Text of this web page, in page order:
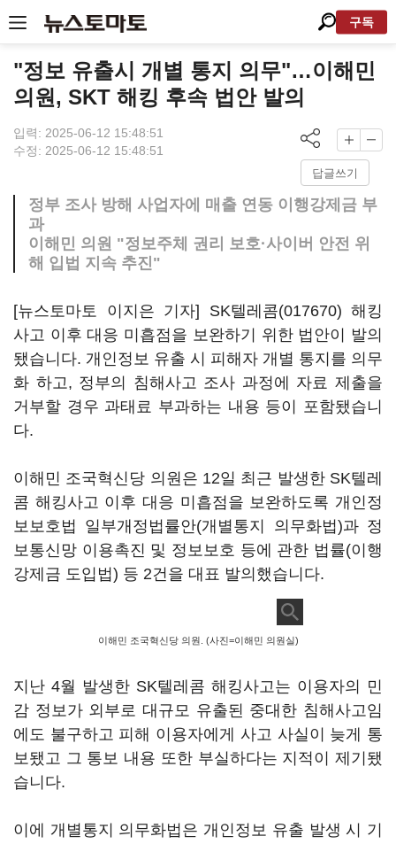
구독
"정보 유출시 개별 통지 의무"…이해민
의원, SKT 해킹 후속 법안 발의
입력: 2025-06-12 15:48:51
수정: 2025-06-12 15:48:51
답글쓰기
정부 조사 방해 사업자에 매출 연동 이행강제금 부
과
이해민 의원 "정보주체 권리 보호·사이버 안전 위
해 입법 지속 추진"
[뉴스토마토 이지은 기자] SK텔레콤(017670) 해킹
사고 이후 대응 미흡점을 보완하기 위한 법안이 발의
됐습니다. 개인정보 유출 시 피해자 개별 통지를 의무
화 하고, 정부의 침해사고 조사 과정에 자료 제출을
거부할 경우 과태료 부과하는 내용 등이 포함됐습니
다.
이해민 조국혁신당 의원은 12일 최근 발생한 SK텔레
콤 해킹사고 이후 대응 미흡점을 보완하도록 개인정
보보호법 일부개정법률안(개별통지 의무화법)과 정
보통신망 이용촉진 및 정보보호 등에 관한 법률(이행
강제금 도입법) 등 2건을 대표 발의했습니다.
이해민 조국혁신당 의원. (사진=이해민 의원실)
지난 4월 발생한 SK텔레콤 해킹사고는 이용자의 민
감 정보가 외부로 대규모 유출된 중대한 침해사고임
에도 불구하고 피해 이용자에게 사고 사실이 늦게 통
보됐고 그 통보 내용 또한 부실하다는 지적이 제기됐
습니다.
이에 개별통지 의무화법은 개인정보 유출 발생 시 기